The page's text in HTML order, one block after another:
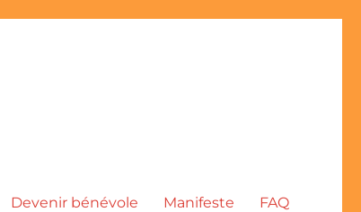
Devenir bénévole Manifeste FAQ